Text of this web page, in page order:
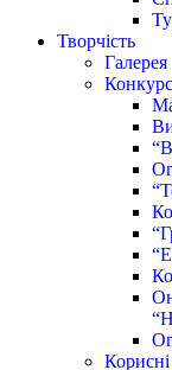
Творчість
Галерея